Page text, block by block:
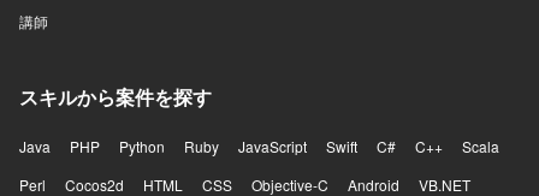
講師
スキルから案件を探す
Java PHP Python Ruby JavaScript Swift C# C++
Scala
Perl
Cocos2d HTML CSS Objective-C Android
VB.NET